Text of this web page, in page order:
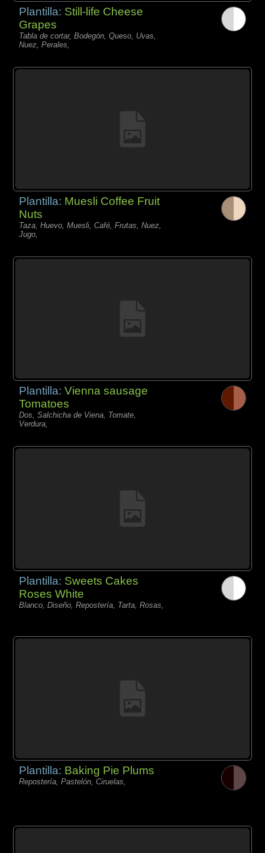
Plantilla: Still-life Cheese
Grapes
Tabla de cortar, Bodegón, Queso, Uvas,
Nuez, Perales,
Plantilla: Muesli Coffee Fruit
Nuts
Taza, Huevo, Muesli, Café, Frutas, Nuez,
Jugo,
Plantilla:Vienna sausage
Tomatoes
Dos, Salchicha de Viena, Tomate,
Verdura,
Plantilla: Sweets Cakes
Roses White
Blanco, Diseño, Repostería, Tarta, Rosas,
Plantilla: Baking Pie Plums
Repostería, Pastelón, Ciruelas,